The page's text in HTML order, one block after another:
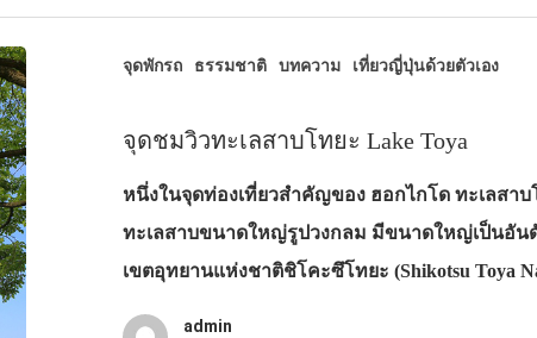
จุดพักรถ ธรรมชาติ บทความ เที่ยวญี่ปุ่นด้วยตัวเอง
จุดชมวิวทะเลสาบโทยะ Lake Toya
หนึ่งในจุดท่องเที่ยวสำคัญของ ฮอกไกโด ทะเลสาบ
ทะเลสาบขนาดใหญ่รูปวงกลม มีขนาดใหญ่เป็นอัน
เขตอุทยานแห่งชาติชิโคะซึโทยะ (Shikotsu Toya
admin